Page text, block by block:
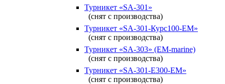
Турникет «SA-301»
(снят с производства)
Турникет «SA-301-Курс100-ЕМ»
(снят с производства)
Турникет «SA-303» (EM-marine)
(снят с производства)
Турникет «SA-301-Е300-ЕМ»
(снят с производства)